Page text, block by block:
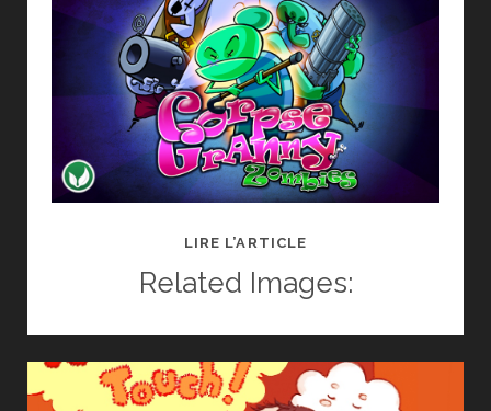
LIRE L’ARTICLETEST
JEU
SUR
IPHONE/IPAD
Related Images: